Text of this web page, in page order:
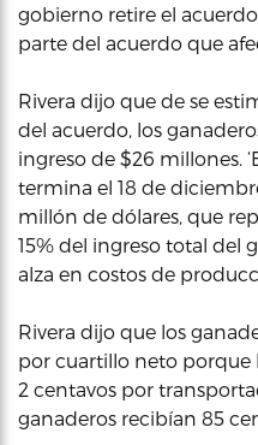
gobierno retire el
parte del acuerdo que
Rivera dijo que de se
del acuerdo, los
ingreso de $26 millones.
termina el 18 de
millón de dólares, que
15% del ingreso total del
alza en costos de
Rivera dijo que los
por cuartillo neto porque
2 centavos por
ganaderos recibían 85